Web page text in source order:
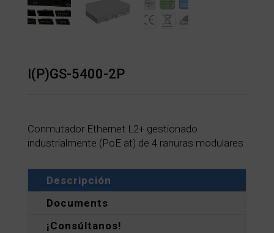
I(P)GS-5400-2P
Conmutador Ethernet L2+ gestionado
industrialmente (PoE at) de 4 ranuras modulares
Descripción
Documents
¡Consúltanos!